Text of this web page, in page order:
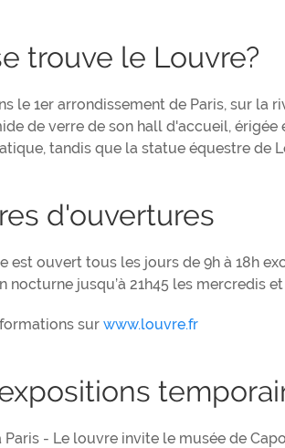
trouve le Louvre?
le 1er arrondissement de Paris, sur la
de verre de son hall d'accueil,
tandis que la statue équestre de
d'ouvertures
est ouvert tous les jours de 9h à 18h
nocturne jusqu’à 21h45 les mercredis
sur www.louvre.fr
Paris - Le louvre invite le musée de